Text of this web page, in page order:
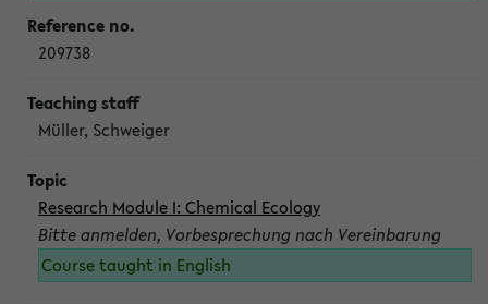
209738
Müller, Schweiger
Research Module I: Chemical Ecology
Bitte anmelden, Vorbesprechung nach Vereinbarung
Course taught in English